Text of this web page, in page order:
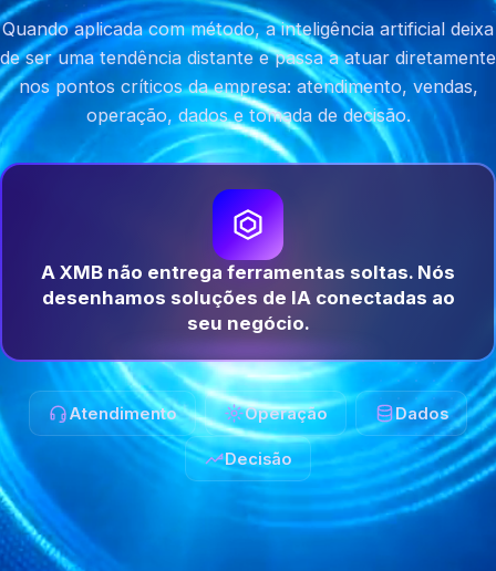
Quando aplicada com método, a inteligência artificial deixa
de ser uma tendência distante e passa a atuar diretamente
nos pontos críticos da empresa: atendimento, vendas,
operação, dados e tomada de decisão.
A XMB não entrega ferramentas soltas. Nós
desenhamos soluções de IA conectadas ao
seu negócio.
Atendimento Operação Dados
Decisão